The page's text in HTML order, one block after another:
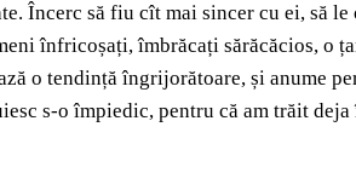
Încerc să fiu cît mai sincer cu ei, să
înfricoșați, îmbrăcați sărăcăcios, o
o tendință îngrijorătoare, și anume
s-o împiedic, pentru că am trăit